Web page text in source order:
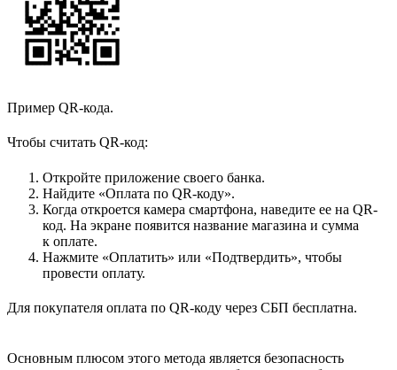
Пример QR-кода.
Чтобы считать QR-код:
Откройте приложение своего банка.
Найдите «Оплата по QR-коду».
Когда откроется камера смартфона, наведите ее на QR-
код. На экране появится название магазина и сумма
к оплате.
Нажмите «Оплатить» или «Подтвердить», чтобы
провести оплату.
Для покупателя оплата по QR-коду через СБП бесплатна.
Основным плюсом этого метода является безопасность